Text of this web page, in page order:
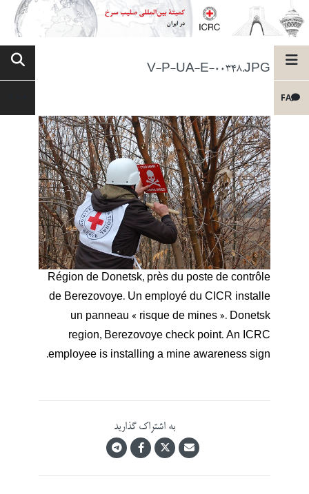
FA
V-P-UA-E-00348.JPG
Région de Donetsk, près du poste de contrôle
de Berezovoye. Un employé du CICR installe
un panneau « risque de mines ». Donetsk
region, Berezovoye check point. An ICRC
employee is installing a mine awareness sign.
به اشتراک گذارید